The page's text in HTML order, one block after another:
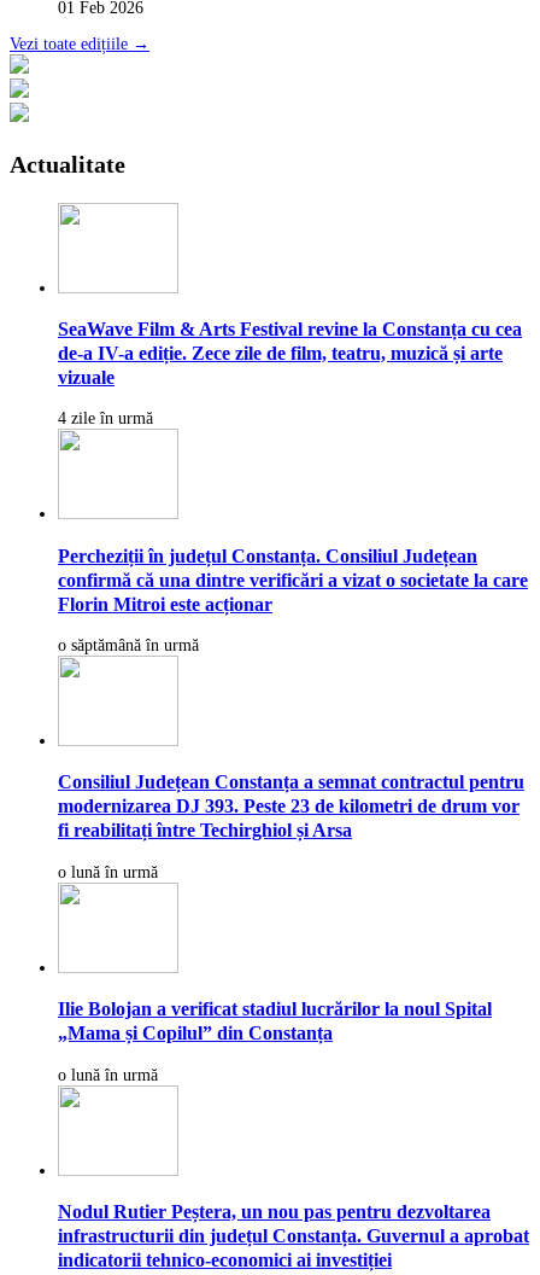
01 Feb 2026
Vezi toate edițiile →
Actualitate
SeaWave Film & Arts Festival revine la Constanța cu cea
de-a IV-a ediție. Zece zile de film, teatru, muzică și arte
vizuale
4 zile în urmă
Percheziții în județul Constanța. Consiliul Județean
confirmă că una dintre verificări a vizat o societate la care
Florin Mitroi este acționar
o săptămână în urmă
Consiliul Județean Constanța a semnat contractul pentru
modernizarea DJ 393. Peste 23 de kilometri de drum vor
fi reabilitați între Techirghiol și Arsa
o lună în urmă
Ilie Bolojan a verificat stadiul lucrărilor la noul Spital
„Mama și Copilul” din Constanța
o lună în urmă
Nodul Rutier Peștera, un nou pas pentru dezvoltarea
infrastructurii din județul Constanța. Guvernul a aprobat
indicatorii tehnico-economici ai investiției